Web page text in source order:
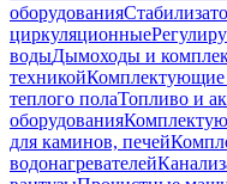
оборудования
циркуляционные
водыДымоходы и
техникойКомплектующие
теплого полаТопливо и
оборудования
для каминов, печей
водонагревателей